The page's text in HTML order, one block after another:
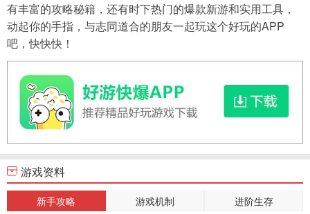
有丰富的攻略秘籍，还有时下热门的爆款新游和实用工具，
动起你的手指，与志同道合的朋友一起玩这个好玩的APP
吧，快快快！
游戏资料
新手攻略 游戏机制 进阶生存